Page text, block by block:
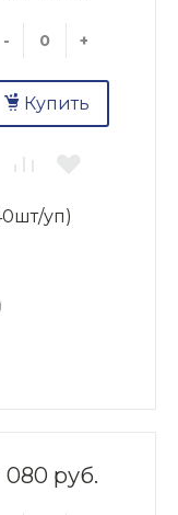
- +
Купить
уп)
080 руб.